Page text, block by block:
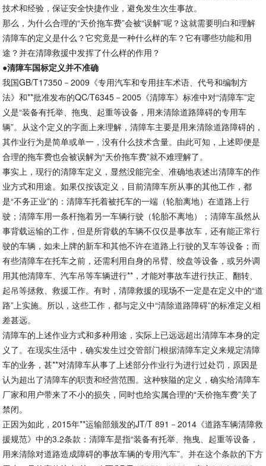
技术和经验，保证安全快捷作业，避免发生次生事故。
那么，为什么合理的“天价拖车费”会被“误解”呢？这就需要明白和理解
清障车的定义是什么？它究竟是一种什么样的车？它有哪些功能和用
途？并在清障救援中发挥了什么样的作用？
●清障车国标定义并不准确
我国GB/T17350－2009《专用汽车和专用挂车术语、代号和编制方
法》和**批准发布的QC/T6345－2005《清障车》标准中对“清障车”定
义是“装备有托举、拖曳、起重等设备，用来清除道路障碍的专用车
辆”。从这个定义的字面上来理解，清障车主要是用来清除道路障碍的，
其作业行为是简单或单一，没有什么技术含量。由此可知，上述即便是
合理的拖车费也会被误解为“天价拖车费”就不难理解了。
事实上，现行的清障车定义，显然没能完全、准确地表述出清障车的作
业方式和用途。如果仅按该定义，目前清障车所从事的其他工作，都
是“不务正业”的：清障车托着被托车的一端（轮胎离地）在道路上行
驶；清障车用一条杆拖着另一车辆行驶（轮胎不离地）；清障车虽然从
事背载运输的工作，但是所背载的车辆不仅仅是事故车，还有能正常行
驶的车辆，如未上牌的新车和其他不许在道路上行驶的叉车等设备；而
有些清障车在托车之前，还需利用自身的吊臂、绞盘等设备，或另外调
用其他清障车、汽车吊等车辆进行**，才能对事故车进行扶正、翻转、
起吊等拯救、救援工作。有时，清障救援的现场不一定是在定义中的“道
路”上实施。所以，这些工作，都与定义中“清除道路障碍”的标准定义相
差甚远。
清障车的上述作业方式和多种用途，实际上已远远超出清障车本身的定
义了。在现实生活中，确实发生过交管部门根据清障车定义来规定清障
车的业务，甚**对清障车从事了上述部分作业行为进行过处罚，原因是
认为超出了清障车的职责和经营范围。这种狭隘的定义，确实给清障车
厂家和用户带来了不小的损失，同时也给实属合理的“天价拖车费”关了
禁闭。
正因为如此，2015年**运输部颁发的JT/T 891－2014《道路车辆清障救
援规范》中的3.2条款：清障车是指“装备有托举、拖曳、起重等设备，
用来清除对道路造成障碍的事故车辆的专用汽车”。并在这个条款的下方